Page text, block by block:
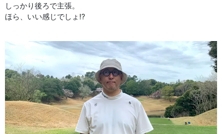
しっかり後ろで主張。
ほら、いい感じでしょ⁉︎